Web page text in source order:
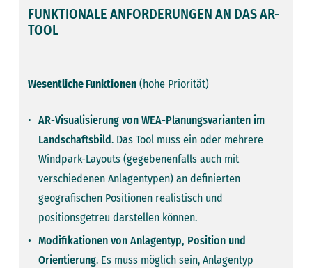
FUNKTIONALE ANFORDERUNGEN AN DAS AR-
TOOL
Wesentliche Funktionen (hohe Priorität)
AR-Visualisierung von WEA-Planungsvarianten im
Land­schaftsbild. Das Tool muss ein oder mehrere
Windpark-Layouts (gegebenenfalls auch mit
verschiedenen Anlagentypen) an ­definierten
geografischen Positionen realistisch und
positionsgetreu darstellen können.
Modifikationen von Anlagentyp, Position und
Orientierung. Es muss möglich sein, Anlagentyp